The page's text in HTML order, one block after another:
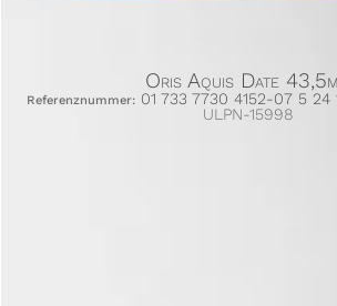
Oris Aquis Date
Referenznummer: 01 733 7730 4152-07 5 24
ULPN-15998